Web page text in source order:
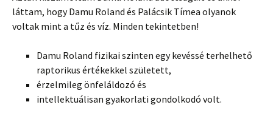
láttam, hogy Damu Roland és Palácsik Tímea olyanok
voltak mint a tűz és víz. Minden tekintetben!
Damu Roland fizikai szinten egy kevéssé terhelhető
raptorikus értékekkel született,
érzelmileg önfeláldozó és
intellektuálisan gyakorlati gondolkodó volt.